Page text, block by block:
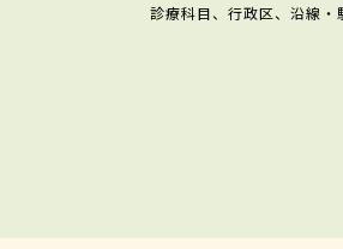
診療科目、行政区、沿線